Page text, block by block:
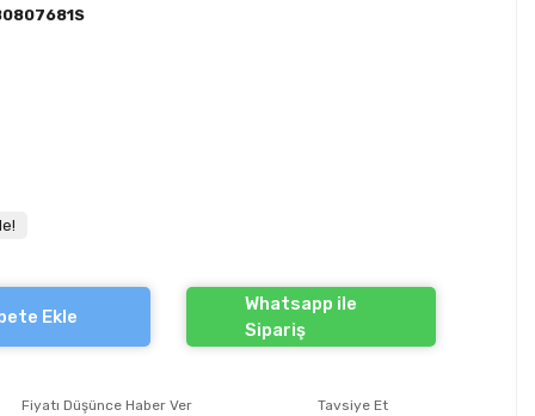
Ekle
Whatsapp ile
Sipariş
Fiyatı Düşünce Haber Ver Tavsiye Et